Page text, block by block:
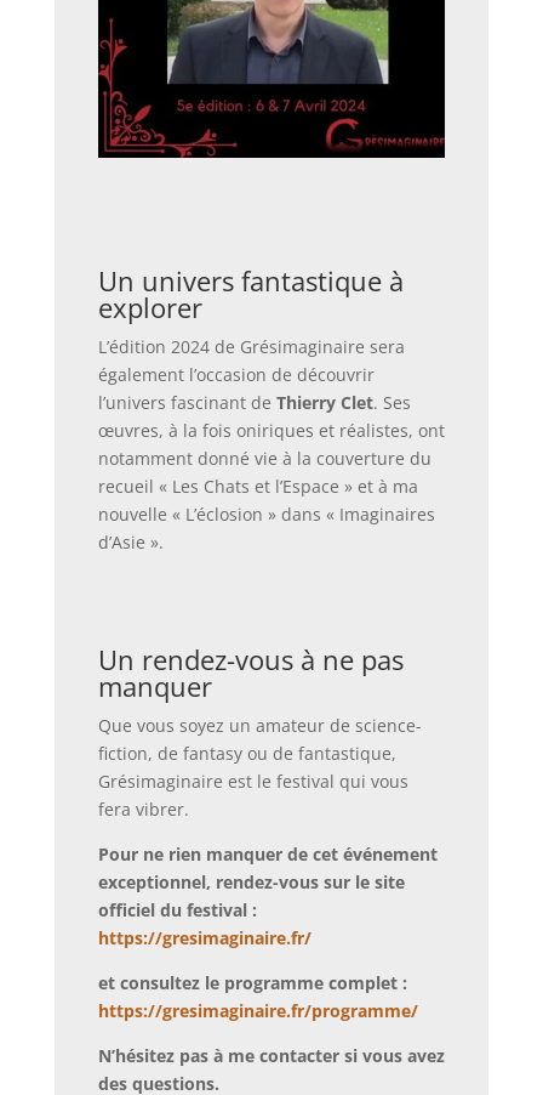
Un univers fantastique à
explorer
L’édition 2024 de Grésimaginaire sera
également l’occasion de découvrir
l’univers fascinant de Thierry Clet. Ses
œuvres, à la fois oniriques et réalistes, ont
notamment donné vie à la couverture du
recueil « Les Chats et l’Espace » et à ma
nouvelle « L’éclosion » dans « Imaginaires
d’Asie ».
Un rendez-vous à ne pas
manquer
Que vous soyez un amateur de science-
fiction, de fantasy ou de fantastique,
Grésimaginaire est le festival qui vous
fera vibrer.
Pour ne rien manquer de cet événement
exceptionnel, rendez-vous sur le site
officiel du festival :
https://gresimaginaire.fr/
et consultez le programme complet :
https://gresimaginaire.fr/programme/
N’hésitez pas à me contacter si vous avez
des questions.